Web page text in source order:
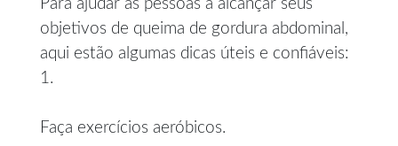
Para ajudar as pessoas a alcançar seus
objetivos de queima de gordura abdominal,
aqui estão algumas dicas úteis e confiáveis:
1.
Faça exercícios aeróbicos.